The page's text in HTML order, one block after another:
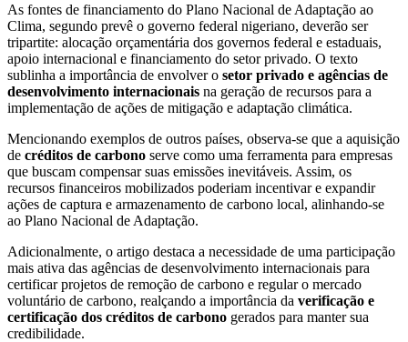
As fontes de financiamento do Plano Nacional de Adaptação ao
Clima, segundo prevê o governo federal nigeriano, deverão ser
tripartite: alocação orçamentária dos governos federal e estaduais,
apoio internacional e financiamento do setor privado. O texto
sublinha a importância de envolver o setor privado e agências de
desenvolvimento internacionais na geração de recursos para a
implementação de ações de mitigação e adaptação climática.
Mencionando exemplos de outros países, observa-se que a aquisição
de créditos de carbono serve como uma ferramenta para empresas
que buscam compensar suas emissões inevitáveis. Assim, os
recursos financeiros mobilizados poderiam incentivar e expandir
ações de captura e armazenamento de carbono local, alinhando-se
ao Plano Nacional de Adaptação.
Adicionalmente, o artigo destaca a necessidade de uma participação
mais ativa das agências de desenvolvimento internacionais para
certificar projetos de remoção de carbono e regular o mercado
voluntário de carbono, realçando a importância da verificação e
certificação dos créditos de carbono gerados para manter sua
credibilidade.